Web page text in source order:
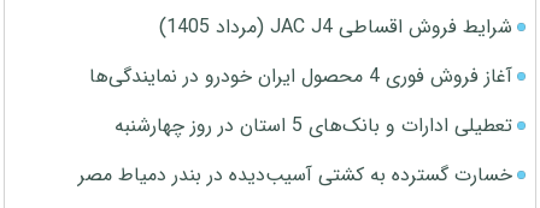
شرایط فروش اقساطی JAC J4 (مرداد 1405)
آغاز فروش فوری 4 محصول ایران خودرو در نمایندگی‌ها
تعطیلی ادارات و بانک‌های 5 استان در روز چهارشنبه
خسارت گسترده به کشتی آسیب‌دیده در بندر دمیاط مصر